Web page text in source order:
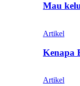
Mau
Artikel
Kenapa
Artikel